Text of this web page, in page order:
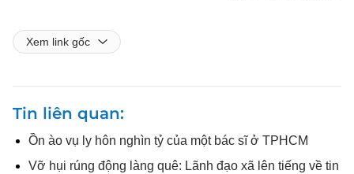
Xem link gốc
Tin liên quan
Ồn ào vụ ly hôn nghìn tỷ của một bác sĩ ở TPHCM
Vỡ hụi rúng động làng quê: Lãnh đạo xã lên tiếng về tin